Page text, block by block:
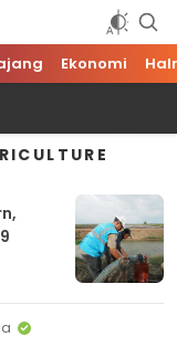
Ekonomi